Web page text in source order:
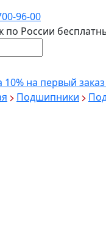
96-00
по России
10% на первый
Подшипники